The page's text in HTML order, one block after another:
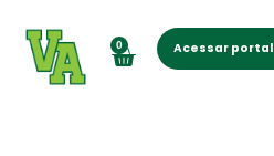
0 Acessar portal